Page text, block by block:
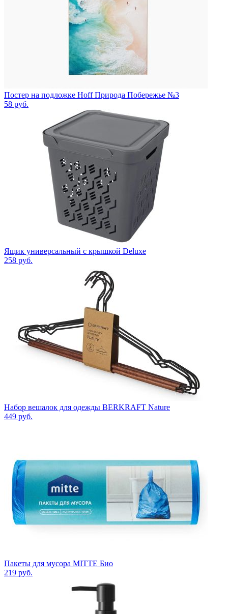
Постер на подложке Hoff Природа Побережье №3
58 руб.
Ящик универсальный с крышкой Deluxe
258 руб.
Набор вешалок для одежды BERKRAFT Nature
449 руб.
Пакеты для мусора MITTE Био
219 руб.